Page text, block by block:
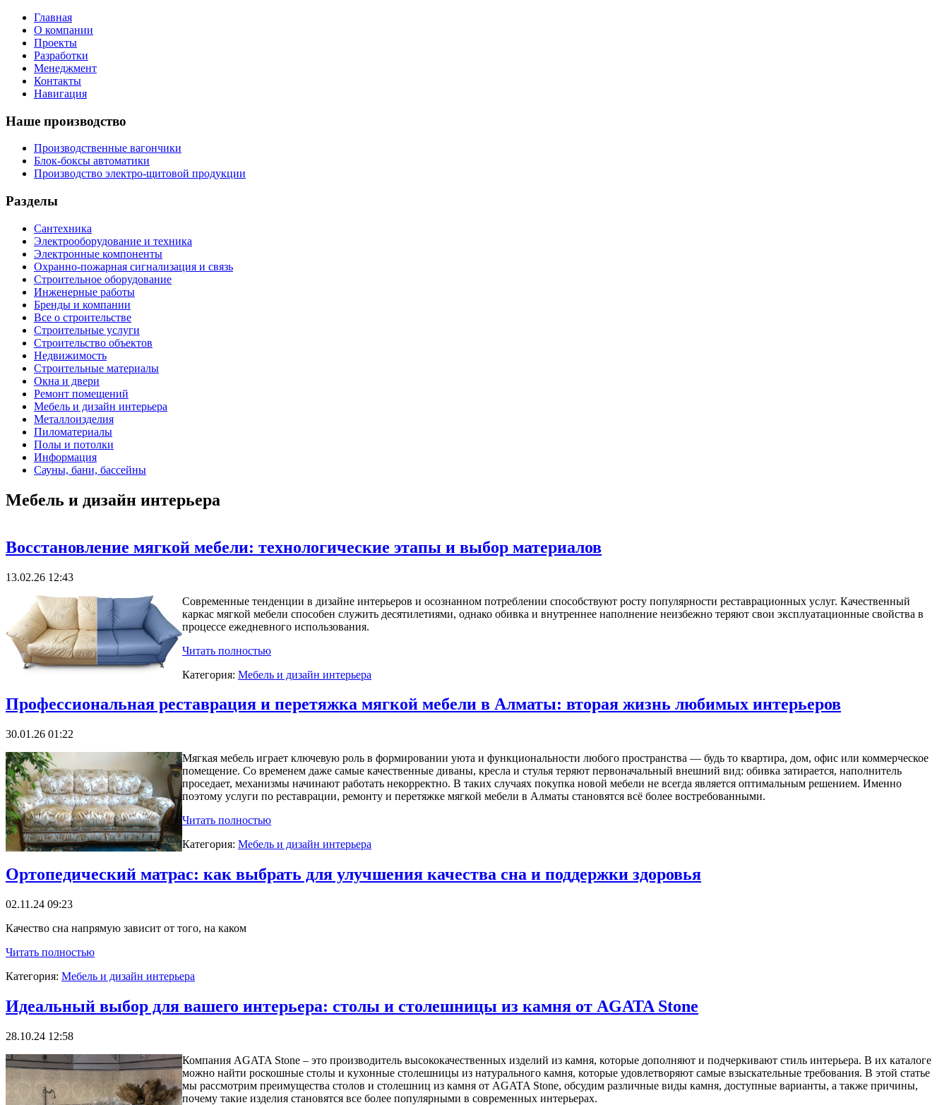
Главная
О компании
Проекты
Разработки
Менеджмент
Контакты
Навигация
Наше производство
Производственные вагончики
Блок-боксы автоматики
Производство электро-щитовой продукции
Разделы
Сантехника
Электрооборудование и техника
Электронные компоненты
Охранно-пожарная сигнализация и связь
Строительное оборудование
Инженерные работы
Бренды и компании
Все о строительстве
Строительные услуги
Строительство объектов
Недвижимость
Строительные материалы
Окна и двери
Ремонт помещений
Мебель и дизайн интерьера
Металлоизделия
Пиломатериалы
Полы и потолки
Информация
Сауны, бани, бассейны
Мебель и дизайн интерьера
Восстановление мягкой мебели: технологические этапы и выбор материалов
13.02.26 12:43
Современные тенденции в дизайне интерьеров и осознанном потреблении способствуют росту популярности реставрационных услуг. Качественный
каркас мягкой мебели способен служить десятилетиями, однако обивка и внутреннее наполнение неизбежно теряют свои эксплуатационные свойства в
процессе ежедневного использования.
Читать полностью
Категория: Мебель и дизайн интерьера
Профессиональная реставрация и перетяжка мягкой мебели в Алматы: вторая жизнь любимых интерьеров
30.01.26 01:22
Мягкая мебель играет ключевую роль в формировании уюта и функциональности любого пространства — будь то квартира, дом, офис или коммерческое
помещение. Со временем даже самые качественные диваны, кресла и стулья теряют первоначальный внешний вид: обивка затирается, наполнитель
проседает, механизмы начинают работать некорректно. В таких случаях покупка новой мебели не всегда является оптимальным решением. Именно
поэтому услуги по реставрации, ремонту и перетяжке мягкой мебели в Алматы становятся всё более востребованными.
Читать полностью
Категория: Мебель и дизайн интерьера
Ортопедический матрас: как выбрать для улучшения качества сна и поддержки здоровья
02.11.24 09:23
Качество сна напрямую зависит от того, на каком
Читать полностью
Категория: Мебель и дизайн интерьера
Идеальный выбор для вашего интерьера: столы и столешницы из камня от AGATA Stone
28.10.24 12:58
Компания AGATA Stone – это производитель высококачественных изделий из камня, которые дополняют и подчеркивают стиль интерьера. В их каталоге
можно найти роскошные столы и кухонные столешницы из натурального камня, которые удовлетворяют самые взыскательные требования. В этой статье
мы рассмотрим преимущества столов и столешниц из камня от AGATA Stone, обсудим различные виды камня, доступные варианты, а также причины,
почему такие изделия становятся все более популярными в современных интерьерах.